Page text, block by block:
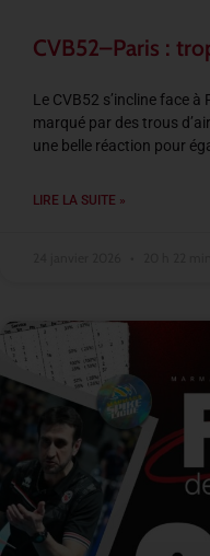
CVB52–Paris :
Le CVB52 s’incline face
marqué par des trous
une belle réaction pour
LIRE LA SUITE »